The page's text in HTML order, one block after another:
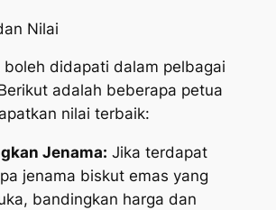
Nilai
boleh didapati dalam pelbagai
adalah beberapa petua
nilai terbaik:
Jenama: Jika terdapat
jenama biskut emas yang
bandingkan harga dan